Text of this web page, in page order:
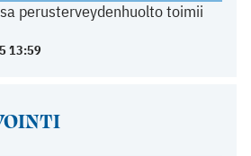
perusterveydenhuolto toimii
13:59